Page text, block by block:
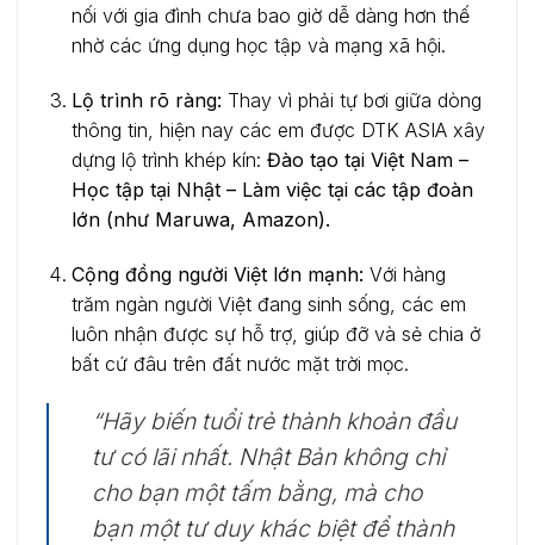
nối với gia đình chưa bao giờ dễ dàng hơn thế
nhờ các ứng dụng học tập và mạng xã hội.
Lộ trình rõ ràng: Thay vì phải tự bơi giữa dòng
thông tin, hiện nay các em được DTK ASIA xây
dựng lộ trình khép kín: Đào tạo tại Việt Nam –
Học tập tại Nhật – Làm việc tại các tập đoàn
lớn (như Maruwa, Amazon).
Cộng đồng người Việt lớn mạnh: Với hàng
trăm ngàn người Việt đang sinh sống, các em
luôn nhận được sự hỗ trợ, giúp đỡ và sẻ chia ở
bất cứ đâu trên đất nước mặt trời mọc.
“Hãy biến tuổi trẻ thành khoản đầu
tư có lãi nhất. Nhật Bản không chỉ
cho bạn một tấm bằng, mà cho
bạn một tư duy khác biệt để thành